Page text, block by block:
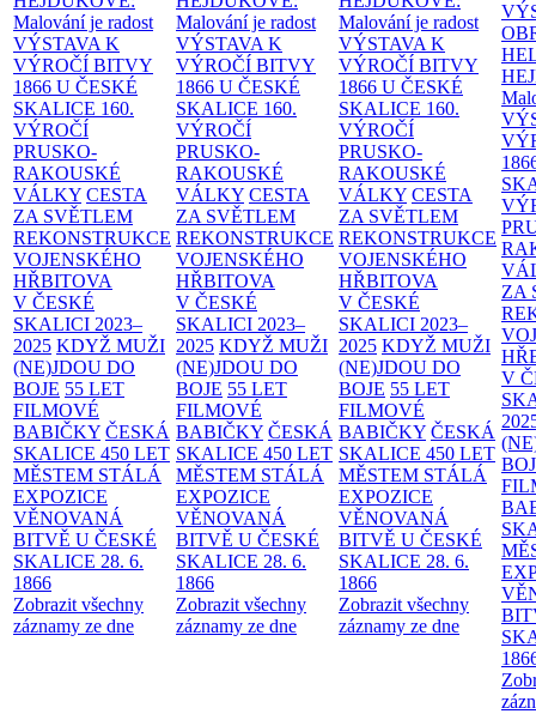
Malování je radost
VÝSTAVA K
VÝROČÍ BITVY
1866 U ČESKÉ
SKALICE 160.
VÝROČÍ
PRUSKO-
RAKOUSKÉ
VÁLKY CESTA
ZA SVĚTLEM
REKONSTRUKCE
VOJENSKÉHO
HŘBITOVA
V ČESKÉ
SKALICI 2023–
2025 KDYŽ MUŽI
(NE)JDOU DO
BOJE 55 LET
FILMOVÉ
BABIČKY ČESKÁ
SKALICE 450 LET
MĚSTEM STÁLÁ
EXPOZICE
VĚNOVANÁ
BITVĚ U ČESKÉ
SKALICE 28. 6.
1866
Zobrazit všechny
záznamy ze dne
Malování je radost
VÝSTAVA K
VÝROČÍ BITVY
1866 U ČESKÉ
SKALICE 160.
VÝROČÍ
PRUSKO-
RAKOUSKÉ
VÁLKY CESTA
ZA SVĚTLEM
REKONSTRUKCE
VOJENSKÉHO
HŘBITOVA
V ČESKÉ
SKALICI 2023–
2025 KDYŽ MUŽI
(NE)JDOU DO
BOJE 55 LET
FILMOVÉ
BABIČKY ČESKÁ
SKALICE 450 LET
MĚSTEM STÁLÁ
EXPOZICE
VĚNOVANÁ
BITVĚ U ČESKÉ
SKALICE 28. 6.
1866
Zobrazit všechny
záznamy ze dne
Malování je radost
VÝSTAVA K
VÝROČÍ BITVY
1866 U ČESKÉ
SKALICE 160.
VÝROČÍ
PRUSKO-
RAKOUSKÉ
VÁLKY CESTA
ZA SVĚTLEM
REKONSTRUKCE
VOJENSKÉHO
HŘBITOVA
V ČESKÉ
SKALICI 2023–
2025 KDYŽ MUŽI
(NE)JDOU DO
BOJE 55 LET
FILMOVÉ
BABIČKY ČESKÁ
SKALICE 450 LET
MĚSTEM STÁLÁ
EXPOZICE
VĚNOVANÁ
BITVĚ U ČESKÉ
SKALICE 28. 6.
1866
Zobrazit všechny
záznamy ze dne
ZA
V